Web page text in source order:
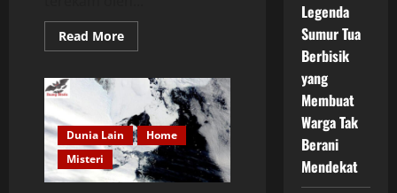
Read MoreRead
more
Punya
Dunia
lain?
:
Fakta
Baru
dari
Rekaman
Kamera
Dunia Lain
Home
Misteri
Legenda
Sumur Tua
Berbisik
yang
Membuat
Warga Tak
Berani
Mendekat